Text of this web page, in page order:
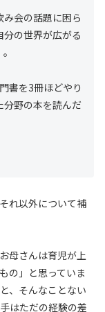
会の話題に困ら
の世界が広がる
書を3冊ほどやり
分野の本を読んだ
れ以外について補
母さんは育児が上
の」と思っていま
、そんなことない
はただの経験の差